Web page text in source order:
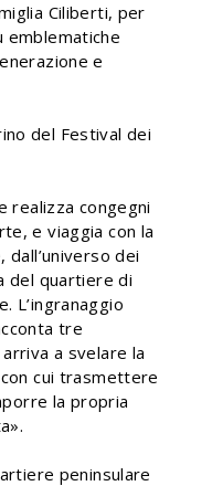
Ciliberti, per
emblematiche
e
del Festival dei
realizza congegni
e viaggia con la
dall’universo dei
del quartiere di
L’ingranaggio
tre
a svelare la
cui trasmettere
la propria
peninsulare